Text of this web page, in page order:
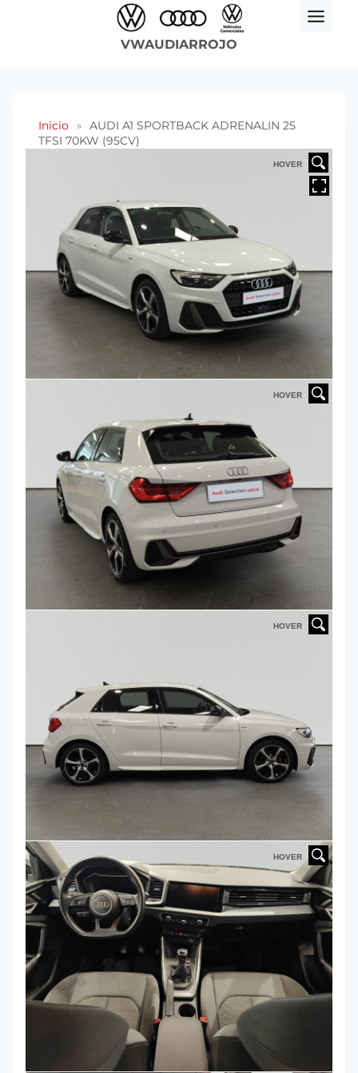
VWAUDIARROJO
Inicio » AUDI A1 SPORTBACK ADRENALIN 25
TFSI 70KW (95CV)
HOVER
HOVER
HOVER
HOVER